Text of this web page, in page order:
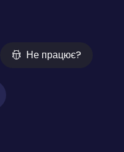
Не працює?